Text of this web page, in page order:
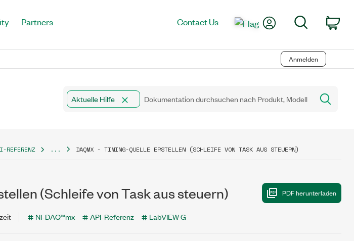
Partners Contact Us My AccountSearch
Anmelden
Aktuelle Hilfe
REFERENZ ... DAQMX - TIMING-QUELLE ERSTELLEN (SCHLEIFE VON TASK AUS STEUERN)
(Schleife von Task aus steuern)
NI-DAQ™mx API-Referenz LabVIEW G